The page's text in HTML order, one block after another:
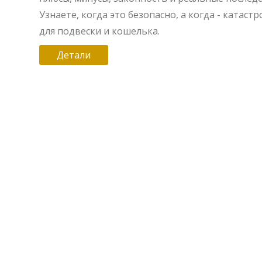
Узнаете, когда это безопасно, а когда -
для подвески и кошелька.
Детали